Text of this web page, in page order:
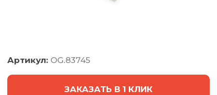
Артикул: OG.83745
ЗАКАЗАТЬ В 1 КЛИК